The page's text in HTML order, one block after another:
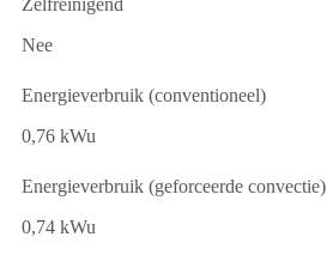
Zelfreinigend
Nee
Energieverbruik (conventioneel)
0,76 kWu
Energieverbruik (geforceerde convectie)
0,74 kWu